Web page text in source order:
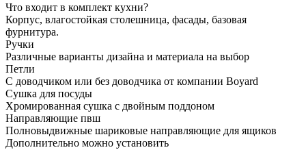
Что входит в комплект кухни?
Корпус, влагостойкая столешница, фасады, базовая
фурнитура.
Ручки
Различные варианты дизайна и материала на выбор
Петли
С доводчиком или без доводчика от компании Boyard
Сушка для посуды
Хромированная сушка с двойным поддоном
Направляющие пвш
Полновыдвижные шариковые направляющие для ящиков
Дополнительно можно установить